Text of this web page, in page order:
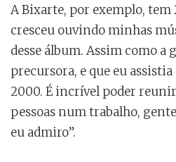
A Bixarte, por exemplo, tem
cresceu ouvindo minhas
desse álbum. Assim como a
precursora, e que eu
2000. É incrível poder
pessoas num trabalho,
eu admiro”.